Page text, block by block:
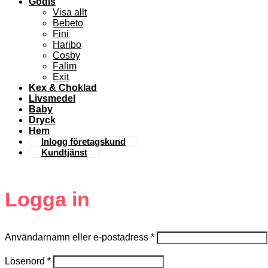
Visa allt
Bebeto
Fini
Haribo
Cosby
Falim
Exit
Kex & Choklad
Livsmedel
Baby
Dryck
Hem
Inlogg företagskund
Kundtjänst
Logga in
Användarnamn eller e-postadress *
Lösenord *